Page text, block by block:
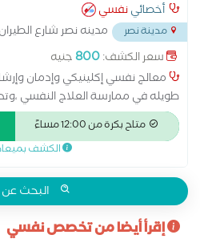
أخصائينفسي
مدينة نصر
مدينه نصر شارع
الصحي...
سعر الكشف:800جنيه
معالج نفسي إكلينيكي وإدمان
نفسي وإدمان يعالج اضطرابات
النفسي و السيكودراما اول معالج
باستخدام العلاجات التعبيرية و
سلوكية معتمد من جامعة طنطا
معتمد من جامعة عين شمس عضو
متاح بكرة من 12:00 مساءً
الكشف
البحث
إقرأ أيضا من تخصص نفسي